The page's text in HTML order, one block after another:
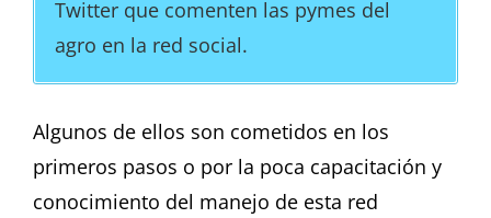
Twitter que comenten las pymes del
agro en la red social.
Algunos de ellos son cometidos en los
primeros pasos o por la poca capacitación y
conocimiento del manejo de esta red